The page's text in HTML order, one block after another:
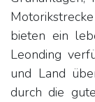
bieten ein
Leonding
und Land
durch die